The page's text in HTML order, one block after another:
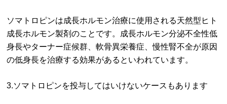
ソマトロピンは成長ホルモン治療に使用される天然型ヒト
成長ホルモン製剤のことです。成長ホルモン分泌不全性低
身長やターナー症候群、軟骨異栄養症、慢性腎不全が原因
の低身長を治療する効果があるといわれています。
3.ソマトロピンを投与してはいけないケースもあります